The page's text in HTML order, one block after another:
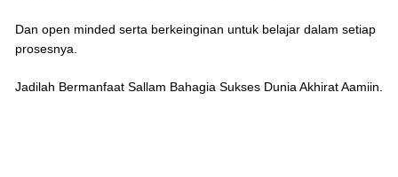
Dan open minded serta berkeinginan untuk belajar dalam setiap
prosesnya.
Jadilah Bermanfaat Sallam Bahagia Sukses Dunia Akhirat Aamiin.